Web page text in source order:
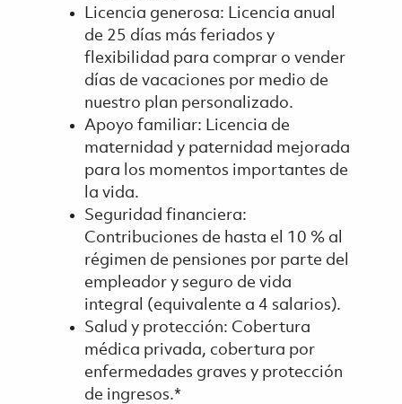
Licencia generosa: Licencia anual
de 25 días más feriados y
flexibilidad para comprar o vender
días de vacaciones por medio de
nuestro plan personalizado.
Apoyo familiar: Licencia de
maternidad y paternidad mejorada
para los momentos importantes de
la vida.
Seguridad financiera:
Contribuciones de hasta el 10 % al
régimen de pensiones por parte del
empleador y seguro de vida
integral (equivalente a 4 salarios).
Salud y protección: Cobertura
médica privada, cobertura por
enfermedades graves y protección
de ingresos.*